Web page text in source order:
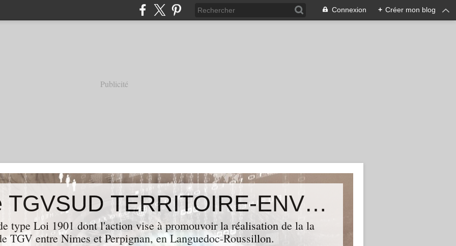
Connexion + Créer mon blog
Publicité
Le blog de TGVSUD TERRITOIRE-ENVIRONNEMENT ASSOCIATION
type Loi 1901 dont l'action vise à promouvoir la réalisation de la la
TGV entre Nimes et Perpignan, en Languedoc-Roussillon.